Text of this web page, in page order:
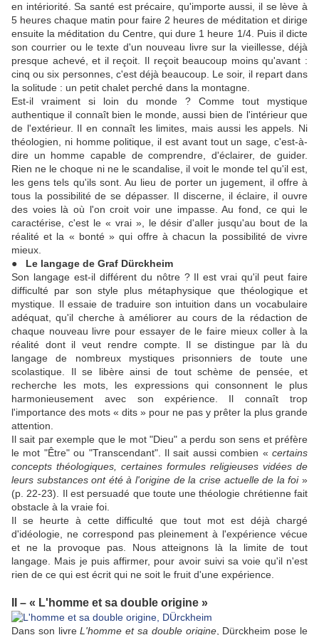
en intériorité. Sa santé est précaire, qu'importe aussi, il se lève à
5 heures chaque matin pour faire 2 heures de méditation et dirige
ensuite la méditation du Centre, qui dure 1 heure 1/4. Puis il dicte
son courrier ou le texte d'un nouveau livre sur la vieillesse, déjà
presque achevé, et il reçoit. Il reçoit beaucoup moins qu'avant :
cinq ou six personnes, c'est déjà beaucoup. Le soir, il repart dans
la solitude : un petit chalet perché dans la montagne.
Est-il vraiment si loin du monde ? Comme tout mystique
authentique il connaît bien le monde, aussi bien de l'intérieur que
de l'extérieur. Il en connaît les limites, mais aussi les appels. Ni
théologien, ni homme politique, il est avant tout un sage, c'est-à-
dire un homme capable de comprendre, d'éclairer, de guider.
Rien ne le choque ni ne le scandalise, il voit le monde tel qu'il est,
les gens tels qu'ils sont. Au lieu de porter un jugement, il offre à
tous la possibilité de se dépasser. Il discerne, il éclaire, il ouvre
des voies là où l'on croit voir une impasse. Au fond, ce qui le
caractérise, c'est le « vrai », le désir d'aller jusqu'au bout de la
réalité et la « bonté » qui offre à chacun la possibilité de vivre
mieux.
● Le langage de Graf Dürckheim
Son langage est-il différent du nôtre ? Il est vrai qu'il peut faire
difficulté par son style plus métaphysique que théologique et
mystique. Il essaie de traduire son intuition dans un vocabulaire
adéquat, qu'il cherche à améliorer au cours de la rédaction de
chaque nouveau livre pour essayer de le faire mieux coller à la
réalité dont il veut rendre compte. Il se distingue par là du
langage de nombreux mystiques prisonniers de toute une
scolastique. Il se libère ainsi de tout schème de pensée, et
recherche les mots, les expressions qui consonnent le plus
harmonieusement avec son expérience. Il connaît trop
l'importance des mots « dits » pour ne pas y prêter la plus grande
attention.
Il sait par exemple que le mot "Dieu" a perdu son sens et préfère
le mot "Être" ou "Transcendant". Il sait aussi combien « certains
concepts théologiques, certaines formules religieuses vidées de
leurs substances ont été à l'origine de la crise actuelle de la foi»
(p. 22-23). Il est persuadé que toute une théologie chrétienne fait
obstacle à la vraie foi.
Il se heurte à cette difficulté que tout mot est déjà chargé
d'idéologie, ne correspond pas pleinement à l'expérience vécue
et ne la provoque pas. Nous atteignons là la limite de tout
langage. Mais je puis affirmer, pour avoir suivi sa voie qu'il n'est
rien de ce qui est écrit qui ne soit le fruit d'une expérience.
II – « L'homme et sa double origine »
Dans son livreL'homme et sa double origine, Dürckheim pose le